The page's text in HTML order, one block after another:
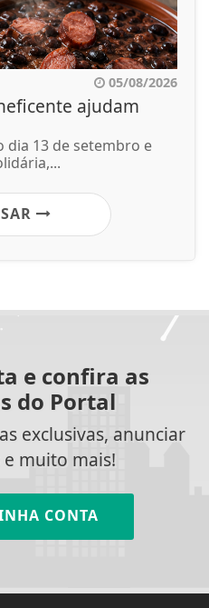
05/08/2026
ajudam
dia 13 de setembro e
e confira as
do Portal
exclusivas, anunciar
e muito mais!
CONTA